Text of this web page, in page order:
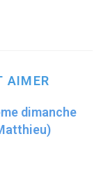
AIMER
dimanche